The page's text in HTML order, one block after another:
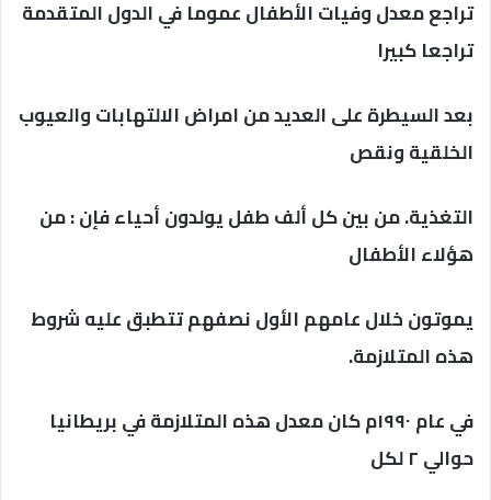
تراجع معدل وفيات الأطفال عموما في الدول المتقدمة
تراجعا كبيرا
بعد السيطرة على العديد من امراض الالتهابات والعيوب
الخلقية ونقص
التغذية. من بين كل ألف طفل يولدون أحياء فإن : من
هؤلاء الأطفال
يموتون خلال عامهم الأول نصفهم تتطبق عليه شروط
هذه المتلازمة.
في عام ۱۹۹۰م كان معدل هذه المتلازمة في بريطانيا
حوالي ۲ لكل